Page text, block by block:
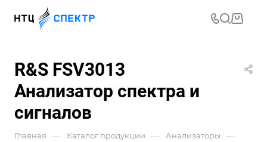
R&S FSV3013
Анализатор спектра и
сигналов
Главная — Каталог продукции — Анализаторы —